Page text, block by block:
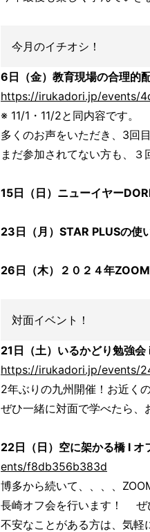
今月のイチオシ！
6日（金）教育現場の合理的
https://irukadori.jp/events/
※ 11/1・11/2と同内容です。
多くのお声をいただき、3回
まだ参加されてない方も、３
15日（日）ニューイヤー
23日（月）STAR PLUSの使
26日（木）２０２４年
対面イベント！
21日（土）いるかどり勉強
https://irukadori.jp/events/
2年ぶりの九州開催！お近く
ぜひ一緒に対面で学べたら
22日（日）空に架かる橋 I オ
ents/f8db356b383d
博多から続いて、、、、
長崎オフ会を行います！ ぜ
不安なことがある方は、気軽